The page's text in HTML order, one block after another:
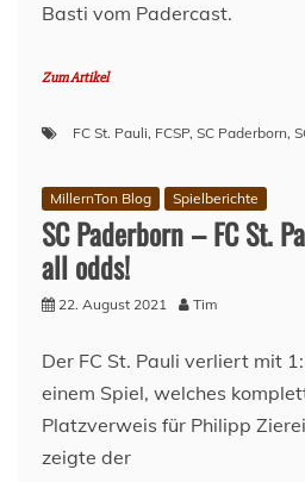
Basti vom Padercast.
Zum Artikel
FC St. Pauli, FCSP, SC Paderborn,
MillernTon Blog Spielberichte
SC Paderborn – FC St.
all odds!
22. August 2021 Tim
Der FC St. Pauli verliert mit
einem Spiel, welches
Platzverweis für Philipp
zeigte der